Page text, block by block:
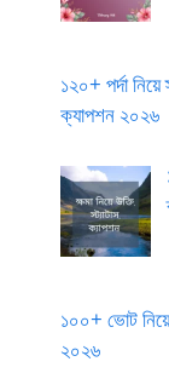
১২০+ পর্দা
ক্যাপশন ২০২৬
১০০+ ভোট
২০২৬